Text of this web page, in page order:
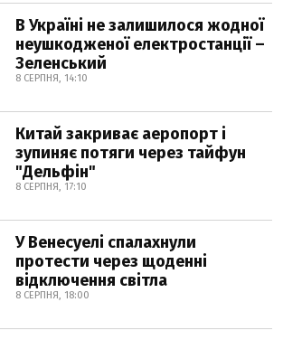
В Україні не залишилося жодної
неушкодженої електростанції –
Зеленський
8 СЕРПНЯ, 14:10
Китай закриває аеропорт і
зупиняє потяги через тайфун
"Дельфін"
8 СЕРПНЯ, 17:10
У Венесуелі спалахнули
протести через щоденні
відключення світла
8 СЕРПНЯ, 18:00